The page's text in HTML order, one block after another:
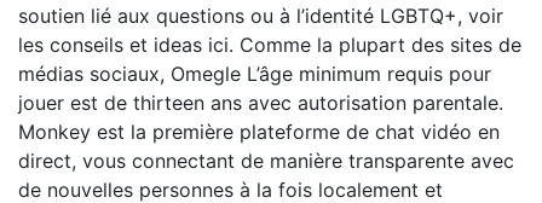
soutien lié aux questions ou à l’identité LGBTQ+, voir
les conseils et ideas ici. Comme la plupart des sites de
médias sociaux, Omegle L’âge minimum requis pour
jouer est de thirteen ans avec autorisation parentale.
Monkey est la première plateforme de chat vidéo en
direct, vous connectant de manière transparente avec
de nouvelles personnes à la fois localement et